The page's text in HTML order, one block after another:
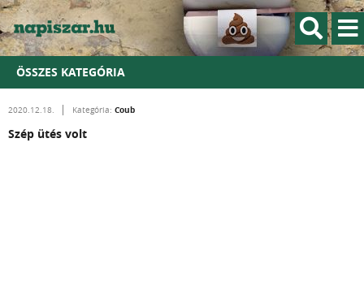
ÖSSZES KATEGÓRIA
2020.12.18. Kategória: Coub
Szép ütés volt